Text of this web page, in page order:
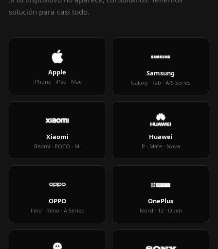
solución para casi todo.
Apple
iPhone · iPad · Mac
Samsung
Galaxy · Tab · A/S Series
Xiaomi
Redmi · POCO · Mi
Huawei
P · Mate · Nova
OPPO
Find · Reno · A Series
OnePlus
Nord · 12 · Open